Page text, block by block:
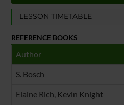
LESSON TIMETABLE
REFERENCE BOOKS
Author
S. Bosch
Elaine Rich, Kevin Knight